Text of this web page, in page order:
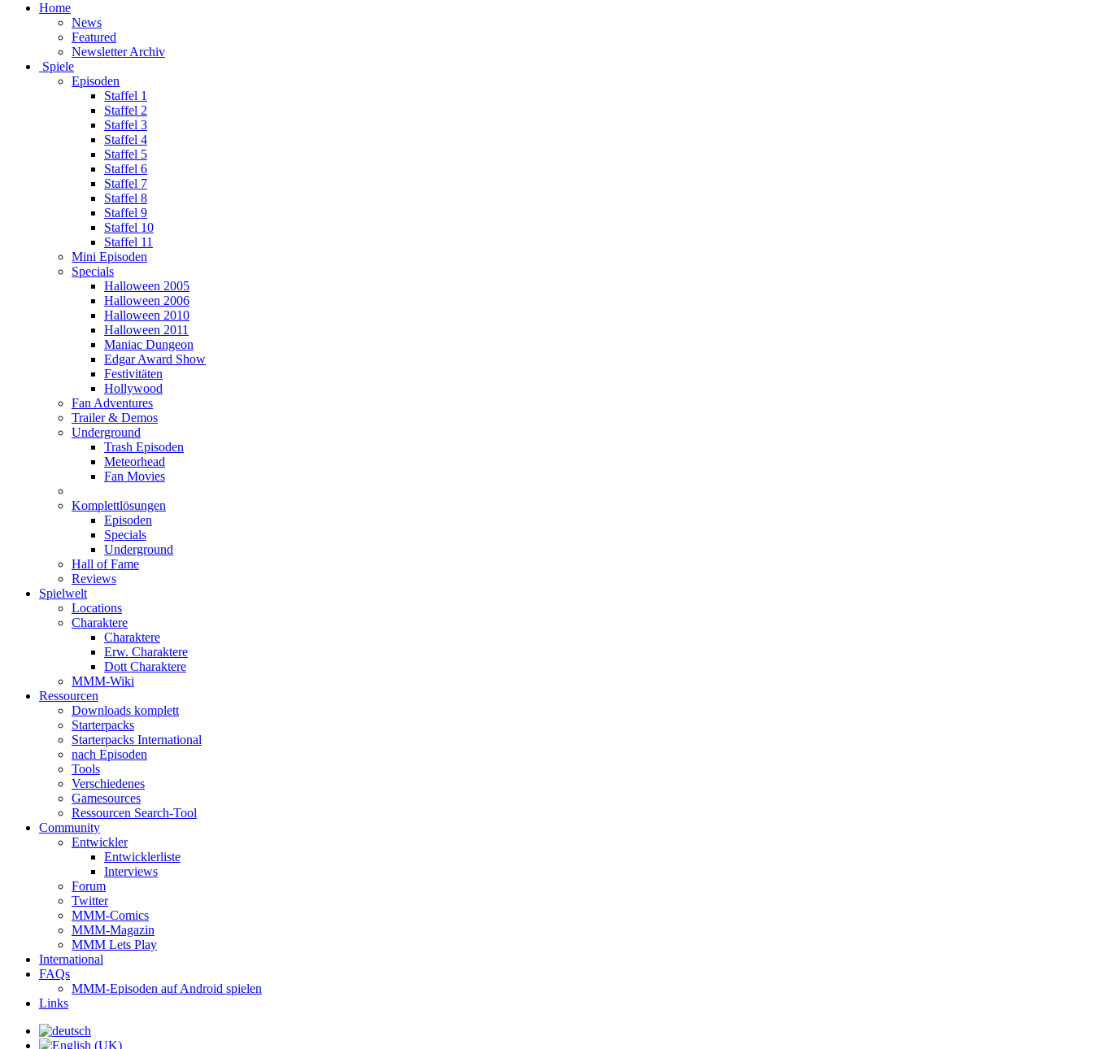
Home
News
Featured
Newsletter Archiv
Spiele
Episoden
Staffel 1
Staffel 2
Staffel 3
Staffel 4
Staffel 5
Staffel 6
Staffel 7
Staffel 8
Staffel 9
Staffel 10
Staffel 11
Mini Episoden
Specials
Halloween 2005
Halloween 2006
Halloween 2010
Halloween 2011
Maniac Dungeon
Edgar Award Show
Festivitäten
Hollywood
Fan Adventures
Trailer & Demos
Underground
Trash Episoden
Meteorhead
Fan Movies
Komplettlösungen
Episoden
Specials
Underground
Hall of Fame
Reviews
Spielwelt
Locations
Charaktere
Charaktere
Erw. Charaktere
Dott Charaktere
MMM-Wiki
Ressourcen
Downloads komplett
Starterpacks
Starterpacks International
nach Episoden
Tools
Verschiedenes
Gamesources
Ressourcen Search-Tool
Community
Entwickler
Entwicklerliste
Interviews
Forum
Twitter
MMM-Comics
MMM-Magazin
MMM Lets Play
International
FAQs
MMM-Episoden auf Android spielen
Links